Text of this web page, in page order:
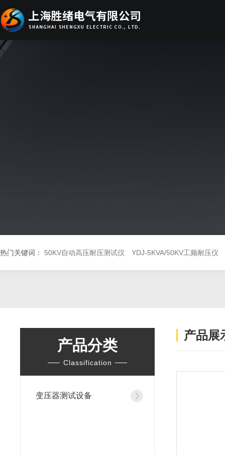
热门关键词： 50KV自动高压耐压测试仪 YDJ-5KVA/50KV工频耐压仪
产品分类
Classification
变压器测试设备
产品展